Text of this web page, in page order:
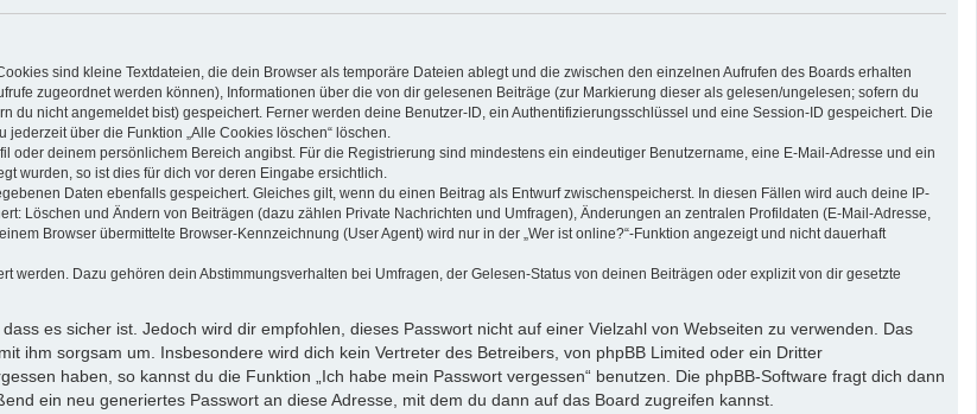
sind kleine Textdateien, die dein Browser als temporäre Dateien ablegt und die zwischen den einzelnen Aufrufen des Boards erhalten
zugeordnet werden können), Informationen über die von dir gelesenen Beiträge (zur Markierung dieser als gelesen/ungelesen; sofern du
du nicht angemeldet bist) gespeichert. Ferner werden deine Benutzer-ID, ein Authentifizierungsschlüssel und eine Session-ID gespeichert. Die
über die Funktion „Alle Cookies löschen“ löschen.
deinem persönlichem Bereich angibst. Für die Registrierung sind mindestens ein eindeutiger Benutzername, eine E-Mail-Adresse und ein
wurden, so ist dies für dich vor deren Eingabe ersichtlich.
Daten ebenfalls gespeichert. Gleiches gilt, wenn du einen Beitrag als Entwurf zwischenspeicherst. In diesen Fällen wird auch deine IP-
Löschen und Ändern von Beiträgen (dazu zählen Private Nachrichten und Umfragen), Änderungen an zentralen Profildaten (E-Mail-Adresse,
Browser übermittelte Browser-Kennzeichnung (User Agent) wird nur in der „Wer ist online?“-Funktion angezeigt und nicht dauerhaft
Dazu gehören dein Abstimmungsverhalten bei Umfragen, der Gelesen-Status von deinen Beiträgen oder explizit von dir gesetzte
es sicher ist. Jedoch wird dir empfohlen, dieses Passwort nicht auf einer Vielzahl von Webseiten zu verwenden. Das
ihm sorgsam um. Insbesondere wird dich kein Vertreter des Betreibers, von phpBB Limited oder ein Dritter
haben, so kannst du die Funktion „Ich habe mein Passwort vergessen“ benutzen. Die phpBB-Software fragt dich dann
ein neu generiertes Passwort an diese Adresse, mit dem du dann auf das Board zugreifen kannst.